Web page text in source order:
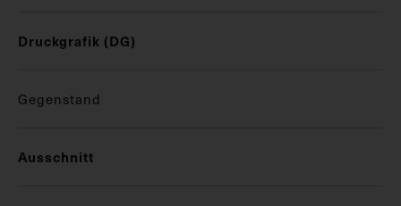
Druckgrafik (DG)
Gegenstand
Ausschnitt